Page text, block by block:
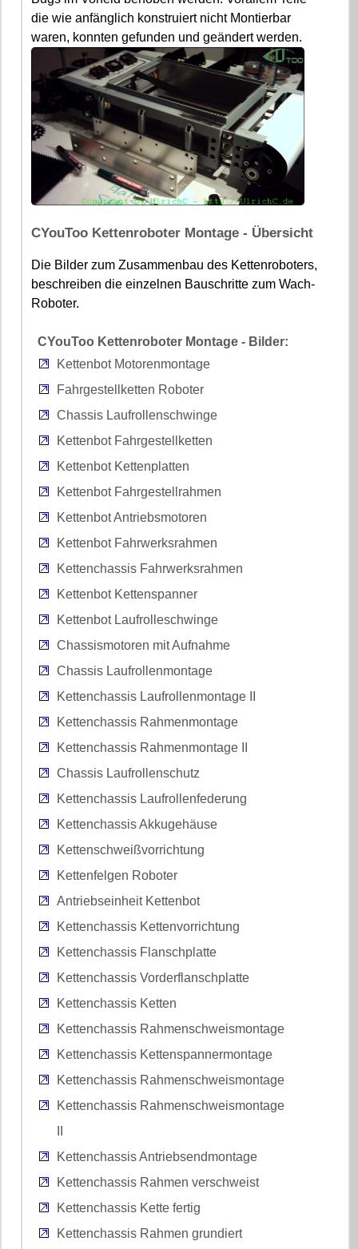
die wie anfänglich konstruiert nicht Montierbar
waren, konnten gefunden und geändert werden.
CYouToo Kettenroboter Montage - Übersicht
Die Bilder zum Zusammenbau des Kettenroboters,
beschreiben die einzelnen Bauschritte zum Wach-
Roboter.
CYouToo Kettenroboter Montage - Bilder:
Kettenbot Motorenmontage
Fahrgestellketten Roboter
Chassis Laufrollenschwinge
Kettenbot Fahrgestellketten
Kettenbot Kettenplatten
Kettenbot Fahrgestellrahmen
Kettenbot Antriebsmotoren
Kettenbot Fahrwerksrahmen
Kettenchassis Fahrwerksrahmen
Kettenbot Kettenspanner
Kettenbot Laufrolleschwinge
Chassismotoren mit Aufnahme
Chassis Laufrollenmontage
Kettenchassis Laufrollenmontage II
Kettenchassis Rahmenmontage
Kettenchassis Rahmenmontage II
Chassis Laufrollenschutz
Kettenchassis Laufrollenfederung
Kettenchassis Akkugehäuse
Kettenschweißvorrichtung
Kettenfelgen Roboter
Antriebseinheit Kettenbot
Kettenchassis Kettenvorrichtung
Kettenchassis Flanschplatte
Kettenchassis Vorderflanschplatte
Kettenchassis Ketten
Kettenchassis Rahmenschweismontage
Kettenchassis Kettenspannermontage
Kettenchassis Rahmenschweismontage
Kettenchassis Rahmenschweismontage
Kettenchassis Antriebsendmontage
Kettenchassis Rahmen verschweist
Kettenchassis Kette fertig
Kettenchassis Rahmen grundiert